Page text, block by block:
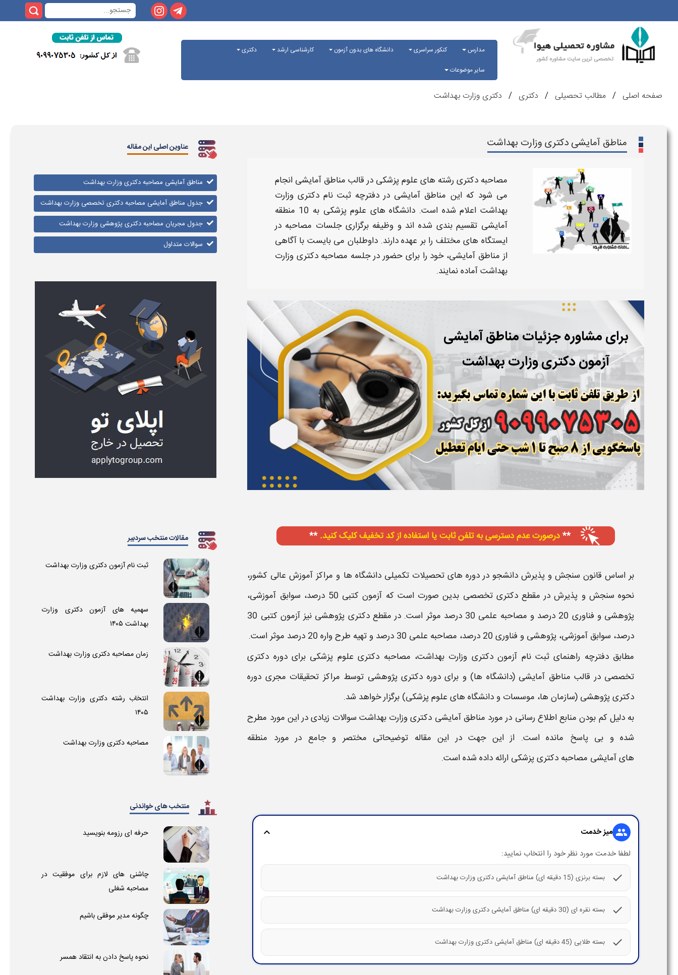
مدارس کنکور سراسری دانشگاه های بدون آزمون کارشناسی ارشد
دکتری
سایر موضوعات
صفحه اصلی مطالب تحصیلی دکتری دکتری وزارت بهداشت
مناطق آمایشی دکتری وزارت بهداشت
مصاحبه دکتری رشته های علومپزشکیدر قالب مناطق آمایشی انجام
می شود که این مناطق آمایشی در دفترچه ثبت نامدکتری وزارت
بهداشت اعلام شده است. دانشگاه های علومپزشکیبه 10
منطقه
آمایشی تقسیم بندی شده اند و وظیفه برگزاری جلسات مصاحبهدر
ایستگاه های مختلف را بر عهده دارند. داوطلبان می بایست با آگاهی
از مناطق آمایشی، خود را برای حضور در جلسه مصاحبه دکتری وزارت
بهداشتآماده نمایند.
برای مشاوره جزئیات مناطق آمایشی
آزمون دکتری وزارت بهداشت
بر اساس قانون سنجش و پذیرش دانشجو در دوره های تحصیلات تكمیلی دانشگاه ها و مراكز آموزش عالی كشور،
نحوه سنجش و پذیرش در مقطعدکتری تخصصی
بدین صورت است که آزمون کتبی 50 درصد، سوابق آموزشی،
پژوهشی و فناوری 20 درصد و
مصاحبه علمی 30 درصد موثر است. در مقطع دکتری
پژوهشی نیز آزمون کتبی 30
درصد، سوابق آموزشی، پژوهشی و فناوری 20 درصد،
مصاحبه علمی 30 درصد و تهیه طرح واره 20 درصد موثر است.
مطابق دفترچه راهنمای ثبت نام آزموندکتری وزارت بهداشت، مصاحبه دکتری علوم پزشکی برای دوره دكتری
تخصصیدر قالب مناطق آمایشی (دانشگاه ها) و برای دوره دكتری پژوهشی توسط مراكز تحقیقات مجری دوره
دكتری پژوهشی (سازمان ها، موسسات و دانشگاه های علوم پزشكی) برگزار خواهد شد.
به دلیل کم بودن منابع اطلاع رسانی در مورد مناطق آمایشی دکتری وزارت بهداشت سوالات زیادی در این مورد مطرح
شده و بی پاسخ مانده است. از این جهت در این مقاله توضیحاتی مختصر و جامع در مورد منطقه
های آمایشی مصاحبه دکتری پزشکی ارائه داده شده است.
group میز خدمت expand_more
لطفا خدمت مورد نظر خود را انتخاب نمایید:
check بسته برنزی (15 دقیقه ای) مناطق آمایشی دکتری وزارت بهداشت
check بسته نقره ای (30 دقیقه ای) مناطق آمایشی دکتری وزارت بهداشت
check بسته طلایی (45 دقیقه ای) مناطق آمایشی دکتری وزارت بهداشت
عناوین اصلی این مقاله
مناطق آمایشی مصاحبه دکتری وزارت بهداشت
جدول مناطق آمایشی مصاحبه دکتری تخصصی وزارت بهداشت
جدول مجریان مصاحبه دكتری پژوهشی وزارت بهداشت
سوالات متداول
مقالات منتخب سردبیر
ثبت نام آزمون دکتری وزارت بهداشت
سهمیه های آزمون دکتری وزارت
بهداشت ۱۴۰۵
زمان مصاحبه دکتری وزارت بهداشت
انتخاب رشته دکتری وزارت بهداشت
۱۴۰۵
مصاحبه دکتری وزارت بهداشت
منتخب های خواندنی
حرفه ای رزومه بنویسید
چاشنی های لازم برای موفقیت در
مصاحبه شغلی
چگونه مدیر موفقی باشیم
نحوه پاسخ دادن به انتقاد همسر